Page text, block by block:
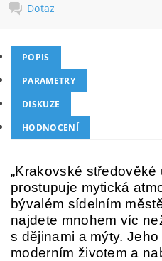
Dotaz
POPIS
PARAMETRY
DISKUZE
HODNOCENÍ
„Krakovské
prostupuje mytická
bývalém sídelním
najdete mnohem víc
s dějinami a mýty.
moderním životem a